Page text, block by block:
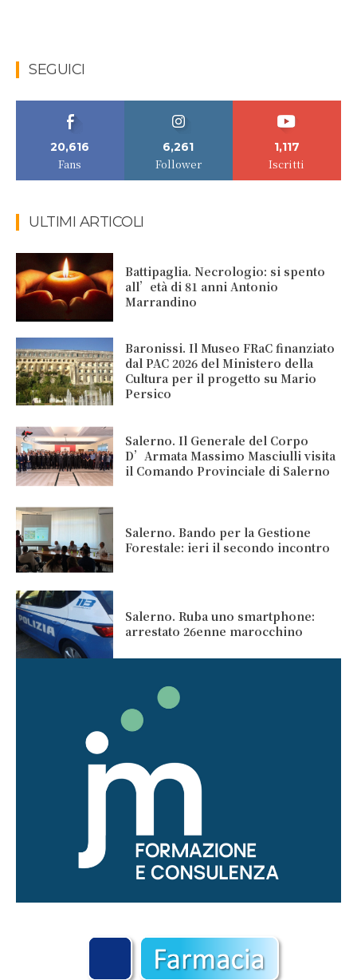
SEGUICI
20,616
Fans
6,261
Follower
1,117
Iscritti
ULTIMI ARTICOLI
Battipaglia. Necrologio: si spento
all’età di 81 anni Antonio
Marrandino
Baronissi. Il Museo FRaC finanziato
dal PAC 2026 del Ministero della
Cultura per il progetto su Mario
Persico
Salerno. Il Generale del Corpo
D’Armata Massimo Masciulli visita
il Comando Provinciale di Salerno
Salerno. Bando per la Gestione
Forestale: ieri il secondo incontro
Salerno. Ruba uno smartphone:
arrestato 26enne marocchino